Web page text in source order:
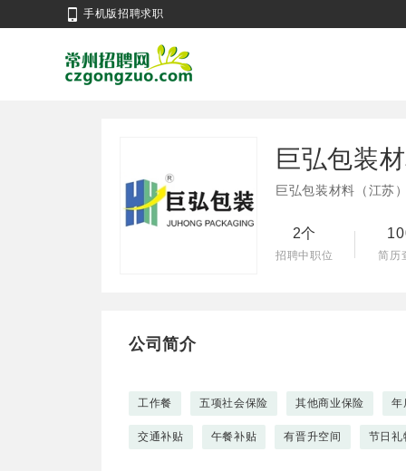
手机版招聘求职
巨弘包装
巨弘包装材料（江苏
2个
招聘中职位 简历
公司简介
工作餐 五项社会保险 其他商业保险 年
交通补贴 午餐补贴 有晋升空间 节日礼